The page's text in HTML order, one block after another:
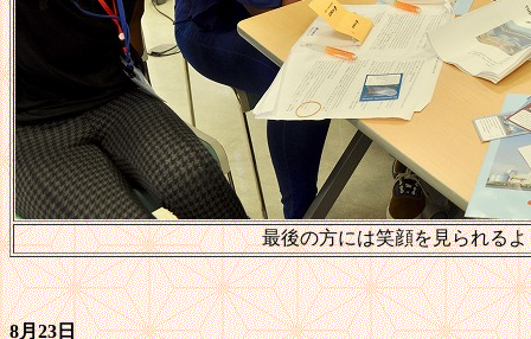
最後の方には笑顔を見られる
8月23日